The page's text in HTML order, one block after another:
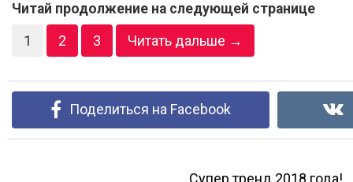
Читай продолжение на следующей странице
1 2 3 Читать дальше →
Поделиться на Facebook
Супер тренд 2018 года!